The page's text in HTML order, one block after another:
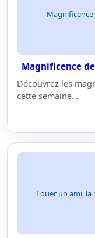
Magnificence
Découvrez les
cette semaine…
Louer un ami,